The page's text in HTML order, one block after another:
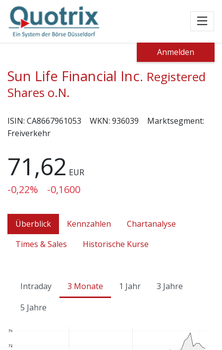
Anmelden
Sun Life Financial Inc. Registered
Shares o.N.
ISIN: CA8667961053 WKN: 936039
Marktsegment:
Freiverkehr
71,62 EUR
-0,22% -0,1600
Überblick Kennzahlen
Chartanalyse
Times & Sales
Historische Kurse
Intraday 3 Monate 1 Jahr
3 Jahre
5 Jahre